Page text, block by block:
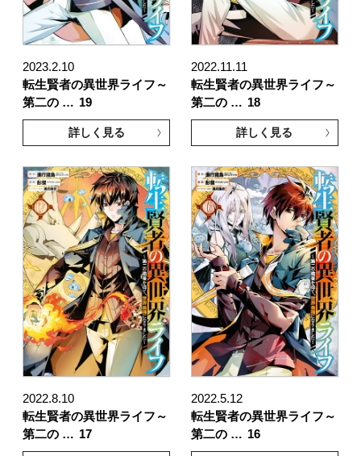
2023.2.10
転生賢者の異世界ライフ～
第二の … 19
詳しく見る
2022.11.11
転生賢者の異世界ライフ～
第二の … 18
詳しく見る
2022.8.10
転生賢者の異世界ライフ～
第二の … 17
2022.5.12
転生賢者の異世界ライフ～
第二の … 16